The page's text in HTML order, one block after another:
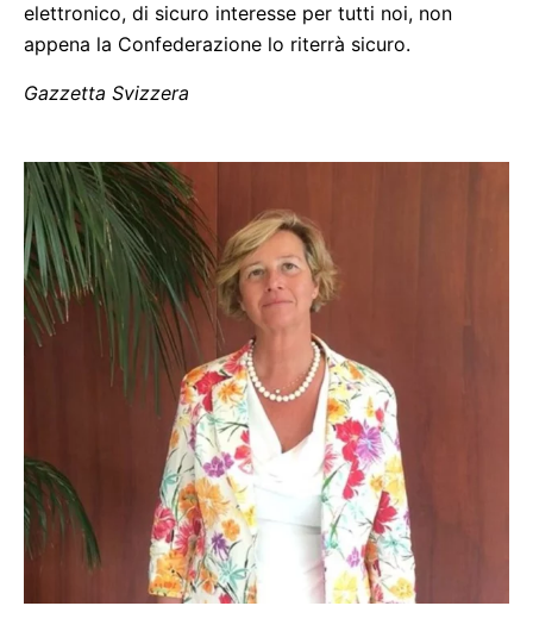
elettronico, di sicuro interesse per tutti noi, non
appena la Confederazione lo riterrà sicuro.
Gazzetta Svizzera